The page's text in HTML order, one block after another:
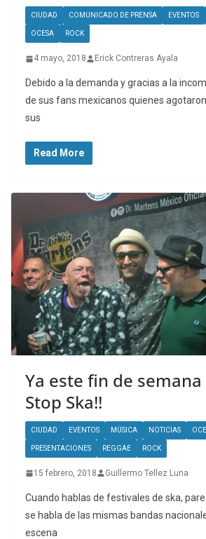
CIUDAD COMUNICADO DE PRENSA EVENTOS
OCESA ROCK
4 mayo, 2018 Erick Contreras Ayala
Debido a la demanda y gracias a la
de sus fans mexicanos quienes
sus
Read More
Ya este fin de semana
Stop Ska!!
CIUDAD EVENTOS MÚSICA NOTICIAS
PRESENTACIONES REGGAE ROCK
15 febrero, 2018 Guillermo Tellez Luna
Cuando hablas de festivales de ska,
se habla de las mismas bandas
escena